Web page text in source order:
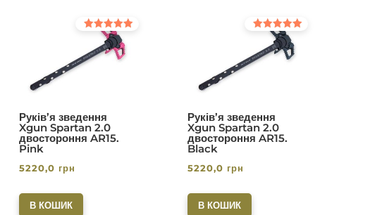
Руків’я зведення
Xgun Spartan 2.0
двостороння AR15.
Pink
Оцінено в
з 5
5220,0 грн
В КОШИК
Руків’я зведення
Xgun Spartan 2.0
двостороння AR15.
Black
Оцінено в
з 5
5220,0 грн
В КОШИК